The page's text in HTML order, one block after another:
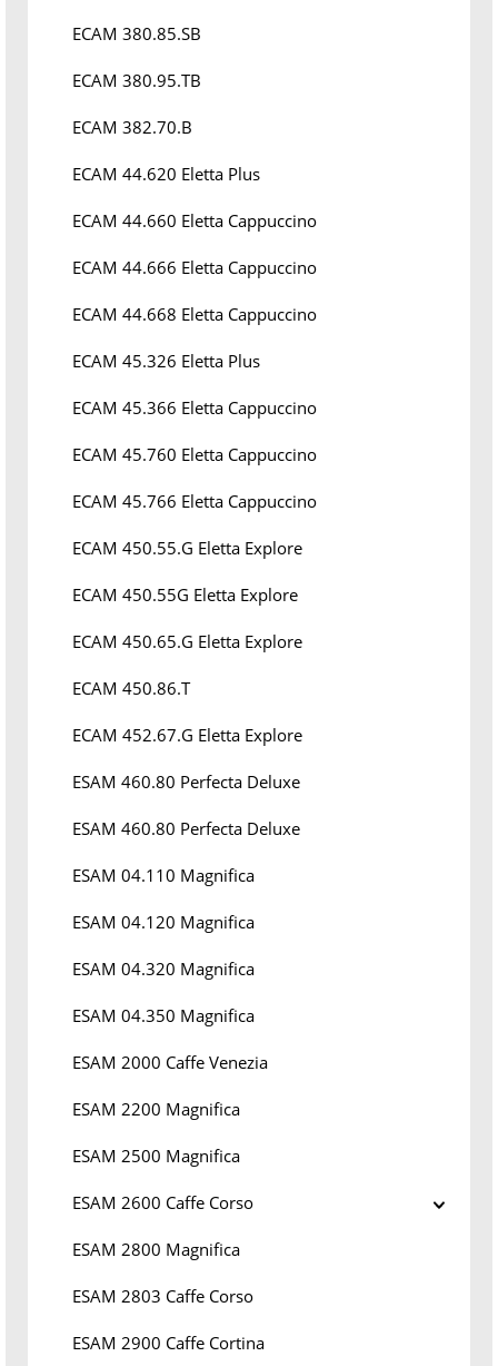
ECAM 380.85.SB
ECAM 380.95.TB
ECAM 382.70.B
ECAM 44.620 Eletta Plus
ECAM 44.660 Eletta Cappuccino
ECAM 44.666 Eletta Cappuccino
ECAM 44.668 Eletta Cappuccino
ECAM 45.326 Eletta Plus
ECAM 45.366 Eletta Cappuccino
ECAM 45.760 Eletta Cappuccino
ECAM 45.766 Eletta Cappuccino
ECAM 450.55.G Eletta Explore
ECAM 450.55G Eletta Explore
ECAM 450.65.G Eletta Explore
ECAM 450.86.T
ECAM 452.67.G Eletta Explore
ESAM 460.80 Perfecta Deluxe
ESAM 460.80 Perfecta Deluxe
ESAM 04.110 Magnifica
ESAM 04.120 Magnifica
ESAM 04.320 Magnifica
ESAM 04.350 Magnifica
ESAM 2000 Caffe Venezia
ESAM 2200 Magnifica
ESAM 2500 Magnifica
ESAM 2600 Caffe Corso
ESAM 2800 Magnifica
ESAM 2803 Caffe Corso
ESAM 2900 Caffe Cortina